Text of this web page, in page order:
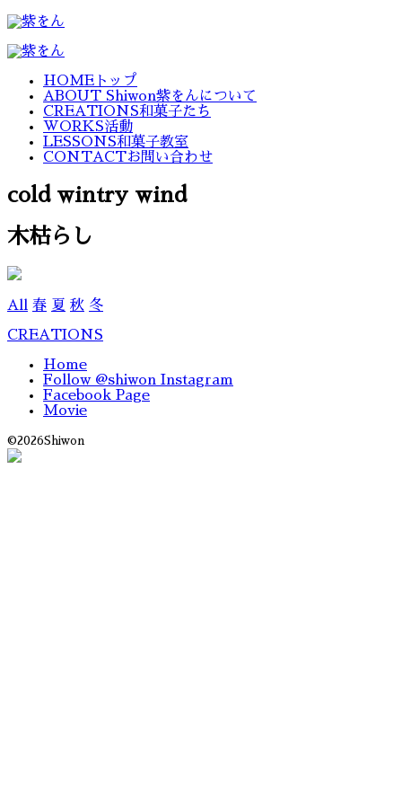
HOME トップ
ABOUT Shiwon紫をんについて
CREATIONS和菓子たち
WORKS活動
LESSONS和菓子教室
CONTACTお問い合わせ
cold wintry wind
木枯らし
All 春 夏 秋 冬
CREATIONS
Home
Follow @shiwon Instagram
Facebook Page
Movie
©2026Shiwon